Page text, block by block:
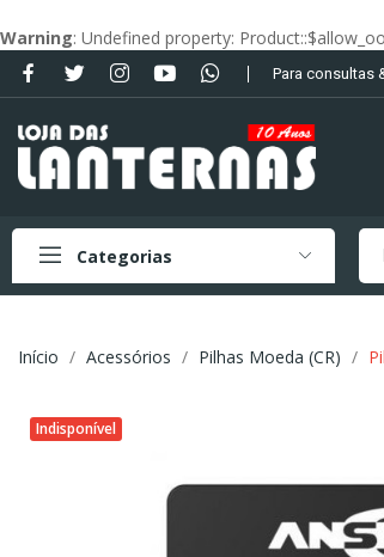
Warning: Undefined property:
Para consultas
Categorias
Início Acessórios Pilhas Moeda (CR)
Indisponível